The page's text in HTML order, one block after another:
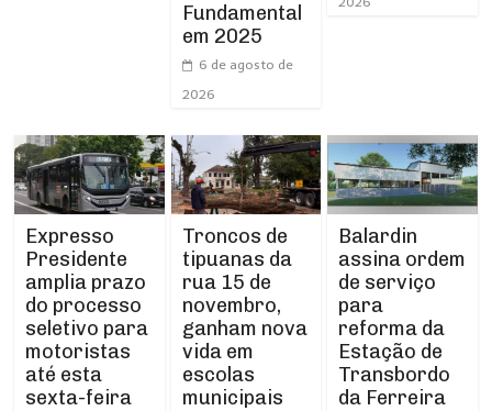
Fundamental
em 2025
6 de agosto de
2026
Expresso
Presidente
amplia prazo
do processo
seletivo para
motoristas
até esta
sexta-feira
Troncos de
tipuanas da
rua 15 de
novembro,
ganham nova
vida em
escolas
municipais
Balardin
assina ordem
de serviço
para
reforma da
Estação de
Transbordo
da Ferreira